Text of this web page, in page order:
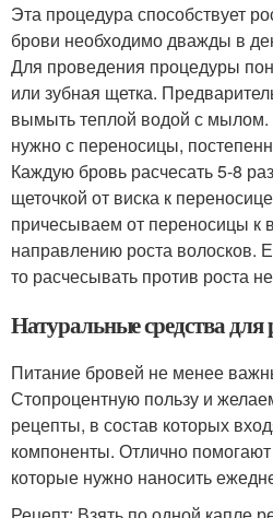
Эта процедура способствует
брови необходимо дважды в
Для проведения процедуры
или зубная щетка.
вымыть теплой водой с
нужно с переносицы,
Каждую бровь расчесать 5-8
щеточкой от виска к
причесываем от переносицы к
направлению роста волосков.
то расчесывать против роста
Натуральные средства для
Питание бровей не менее
Стопроцентную пользу и
рецепты, в состав которых
компоненты. Отлично
которые нужно наносить